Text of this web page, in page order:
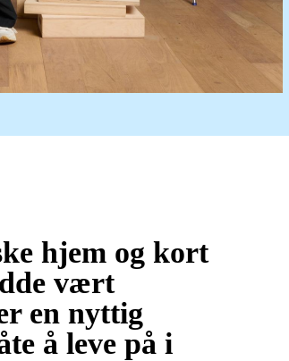
hjem og kort
vært
en nyttig
å leve på i